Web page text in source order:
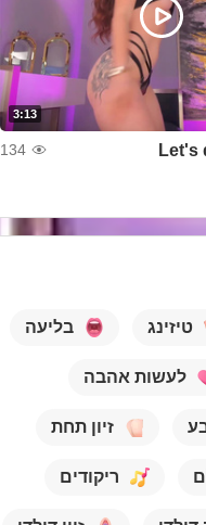
3:13
Let's
134
טיזינג בליעה
לעשות אהבה
זיון תחת
ריקודים